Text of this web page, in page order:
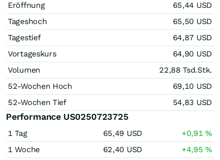
Eröffnung
65,44 USD
Tageshoch
65,50 USD
Tagestief
64,87 USD
Vortageskurs
64,90 USD
Volumen
22,88 Tsd.Stk.
52-Wochen Hoch
69,10 USD
52-Wochen Tief
54,83 USD
Performance US0250723725
1 Tag 65,49 USD +0,91%
1 Woche
62,40 USD +4,95%